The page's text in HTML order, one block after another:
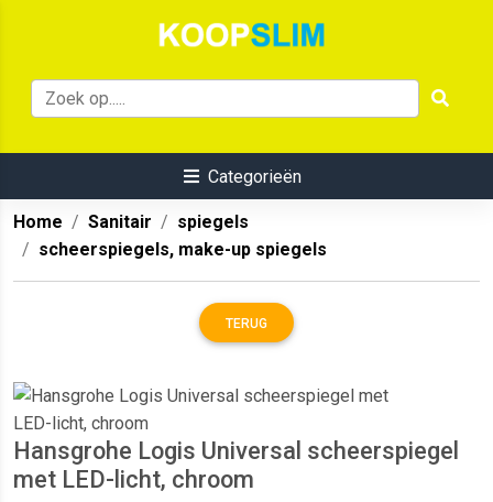
Categorieën
Home Sanitair
spiegels
scheerspiegels, make-up spiegels
TERUG
Hansgrohe Logis Universal scheerspiegel
met LED-licht, chroom